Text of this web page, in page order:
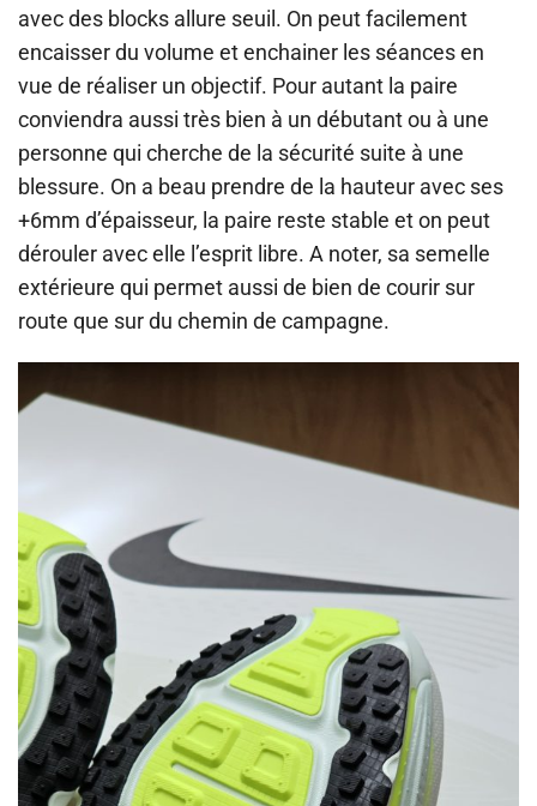
avec des blocks allure seuil. On peut facilement
encaisser du volume et enchainer les séances en
vue de réaliser un objectif. Pour autant la paire
conviendra aussi très bien à un débutant ou à une
personne qui cherche de la sécurité suite à une
blessure. On a beau prendre de la hauteur avec ses
+6mm d’épaisseur, la paire reste stable et on peut
dérouler avec elle l’esprit libre. A noter, sa semelle
extérieure qui permet aussi de bien de courir sur
route que sur du chemin de campagne.